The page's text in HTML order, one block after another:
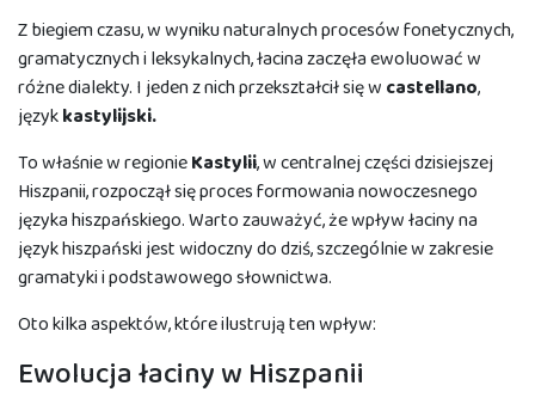
Z biegiem czasu, w wyniku naturalnych procesów fonetycznych,
gramatycznych i leksykalnych, łacina zaczęła ewoluować w
różne dialekty. I jeden z nich przekształcił się w castellano,
językkastylijski.
To właśnie w regionieKastylii, w centralnej części dzisiejszej
Hiszpanii, rozpoczął się proces formowania nowoczesnego
języka hiszpańskiego. Warto zauważyć, że wpływ łaciny na
język hiszpański jest widoczny do dziś, szczególnie w zakresie
gramatyki i podstawowego słownictwa.
Oto kilka aspektów, które ilustrują ten wpływ:
Ewolucja łaciny w Hiszpanii